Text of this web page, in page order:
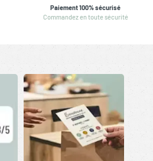
Paiement 100% sécurisé
Commandez en toute sécurité